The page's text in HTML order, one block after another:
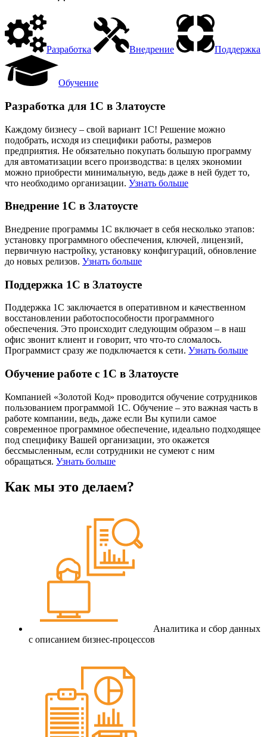
Разработка Внедрение Поддержка
Обучение
Разработка для 1С в Златоусте
Каждому бизнесу – свой вариант 1С! Решение можно
подобрать, исходя из специфики работы, размеров
предприятия. Не обязательно покупать большую программу
для автоматизации всего производства: в целях экономии
можно приобрести минимальную, ведь даже в ней будет то,
что необходимо организации. Узнать больше
Внедрение 1С в Златоусте
Внедрение программы 1С включает в себя несколько этапов:
установку программного обеспечения, ключей, лицензий,
первичную настройку, установку конфигураций, обновление
до новых релизов. Узнать больше
Поддержка 1С в Златоусте
Поддержка 1С заключается в оперативном и качественном
восстановлении работоспособности программного
обеспечения. Это происходит следующим образом – в наш
офис звонит клиент и говорит, что что-то сломалось.
Программист сразу же подключается к сети. Узнать больше
Обучение работе с 1С в Златоусте
Компанией «Золотой Код» проводится обучение сотрудников
пользованием программой 1С. Обучение – это важная часть в
работе компании, ведь, даже если Вы купили самое
современное программное обеспечение, идеально подходящее
под специфику Вашей организации, это окажется
бессмысленным, если сотрудники не сумеют с ним
обращаться. Узнать больше
Как мы это делаем?
Аналитика и сбор данных
с описанием бизнес-процессов